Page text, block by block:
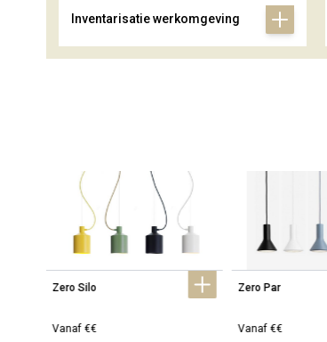
Inventarisatie werkomgeving
Zero Silo
Vanaf €€
Zero Par
Vanaf €€